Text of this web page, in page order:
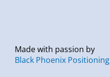
Made with passion by
Black Phoenix Positioning